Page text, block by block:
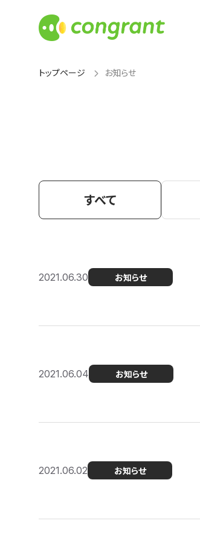
トップページ お知らせ
すべて
2021.06.30 お知らせ
2021.06.04 お知らせ
2021.06.02 お知らせ